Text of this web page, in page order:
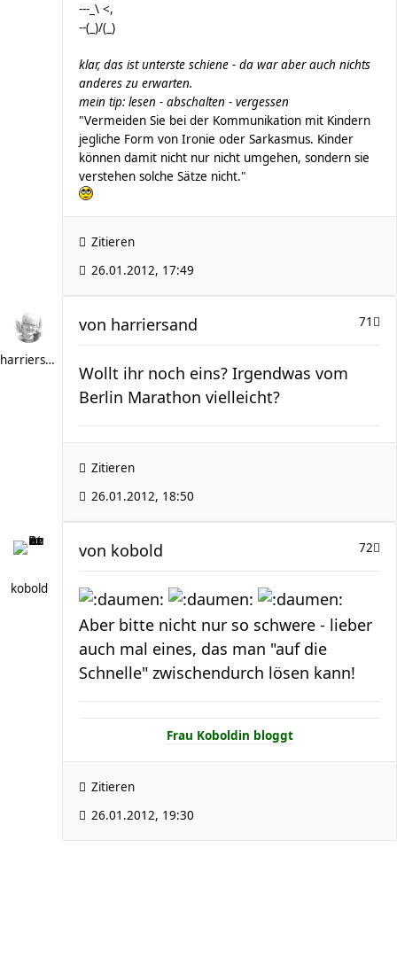
---_\ <,
--(_)/(_)
klar, das ist unterste schiene - da war aber auch nichts
anderes zu erwarten.
mein tip: lesen - abschalten - vergessen
"Vermeiden Sie bei der Kommunikation mit Kindern
jegliche Form von Ironie oder Sarkasmus. Kinder
können damit nicht nur nicht umgehen, sondern sie
verstehen solche Sätze nicht."
Zitieren
26.01.2012, 17:49
harriersand
71
von harriersand
Wollt ihr noch eins? Irgendwas vom
Berlin Marathon vielleicht?
Zitieren
26.01.2012, 18:50
kobold
72
von kobold
Aber bitte nicht nur so schwere - lieber
auch mal eines, das man "auf die
Schnelle" zwischendurch lösen kann!
Frau Koboldin bloggt
Zitieren
26.01.2012, 19:30